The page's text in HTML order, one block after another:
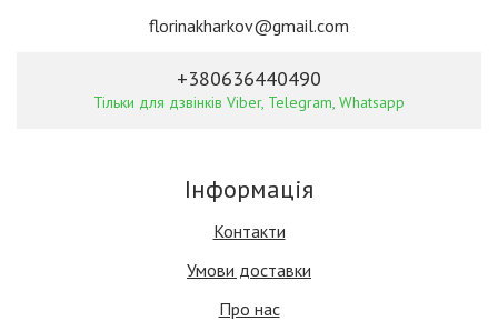
florinakharkov@gmail.com
+380636440490
Тільки для дзвінків Viber, Telegram, Whatsapp
Інформація
Контакти
Умови доставки
Про нас